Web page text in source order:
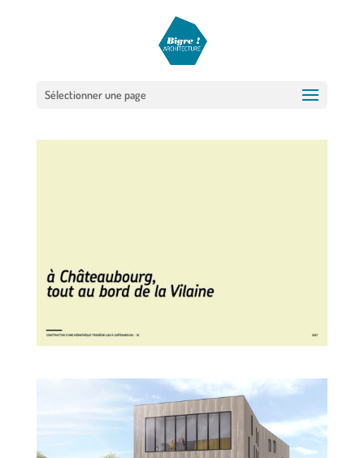
Sélectionner une page